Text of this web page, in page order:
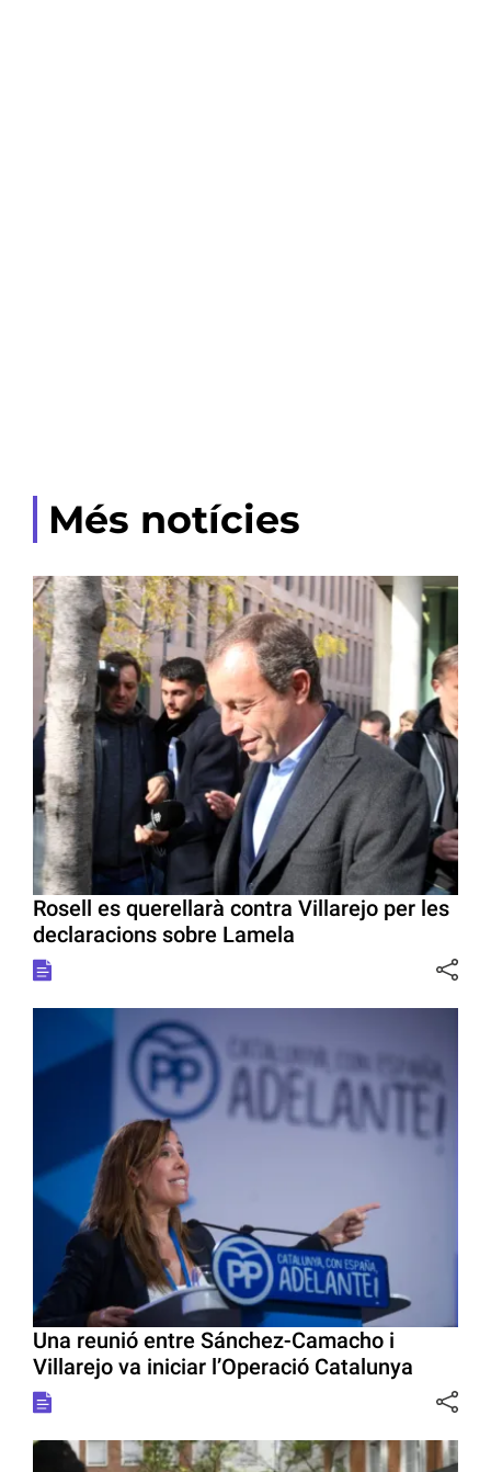
Més notícies
Rosell es querellarà contra Villarejo per les
declaracions sobre Lamela
Una reunió entre Sánchez-Camacho i
Villarejo va iniciar l’Operació Catalunya